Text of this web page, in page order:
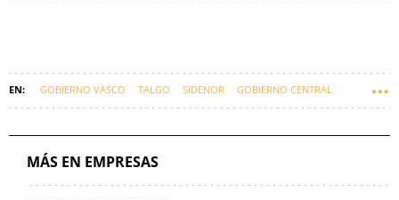
GOBIERNO VASCO TALGO SIDENOR GOBIERNO CENTRAL
MÁS EN EMPRESAS